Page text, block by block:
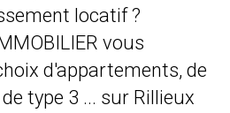
locatif ?
vous
d'appartements, de
type 3 ... sur Rillieux